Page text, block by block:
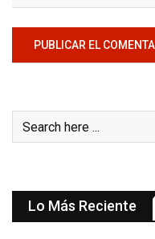
Lo Más Reciente